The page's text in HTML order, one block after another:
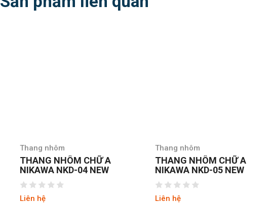
Thang nhôm
THANG NHÔM CHỮ A
NIKAWA NKD-05 NEW
Liên hệ
Thang nhôm
THANG NHÔM CHỮ A
NIKAWA NKD-06 NEW
Liên hệ